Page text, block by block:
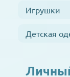
Игрушки
Детская